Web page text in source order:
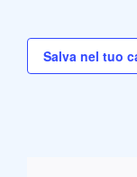
Salva nel tuo